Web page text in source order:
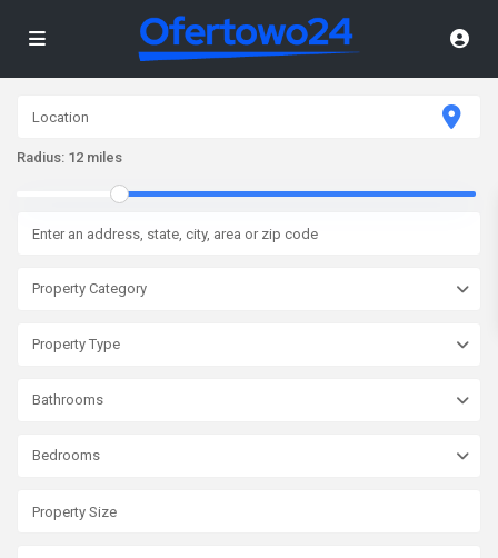
Radius: 12 miles
Property Category
Property Type
Bathrooms
Bedrooms